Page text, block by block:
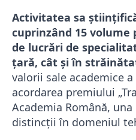
Activitatea sa
cuprinzând 15 volume
de lucrări de
țară, cât și în
valorii sale academice
acordarea premiului
Academia Română,
distincții în domeniul